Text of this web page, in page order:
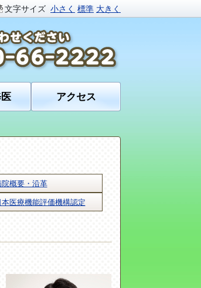
文字サイズ 小さく 標準 大きく
アクセス
院概要・沿革
本医療機能評価機構認定